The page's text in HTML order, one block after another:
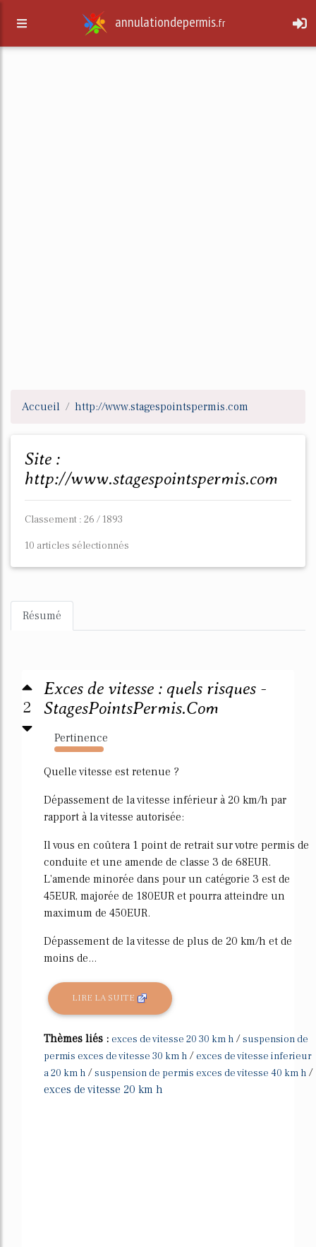
annulationdepermis.fr
Accueil http://www.stagespointspermis.com
Site :
http://www.stagespointspermis.com
Classement : 26 / 1893
10 articles sélectionnés
Résumé
2
Exces de vitesse : quels risques -
StagesPointsPermis.Com
Pertinence
5102%
Quelle vitesse est retenue ?
Dépassement de la vitesse inférieur à 20 km/h par
rapport à la vitesse autorisée:
Il vous en coûtera 1 point de retrait sur votre permis de
conduite et une amende de classe 3 de 68EUR.
L'amende minorée dans pour un catégorie 3 est de
45EUR, majorée de 180EUR et pourra atteindre un
maximum de 450EUR.
Dépassement de la vitesse de plus de 20 km/h et de
moins de...
LIRE LA SUITE
Thèmes liés : exces de vitesse 20 30 km h /suspension de
permis exces de vitesse 30 km h / exces de vitesse inferieur
a 20 km h /suspension de permis exces de vitesse 40 km h /
exces de vitesse 20 km h